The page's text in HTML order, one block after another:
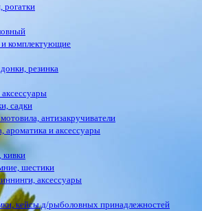
комплектующие
резинка
садки
антизакручиватели
ароматика и аксессуары
кивки
шестики
аксессуары
кейсы д/рыболовных принадлежностей